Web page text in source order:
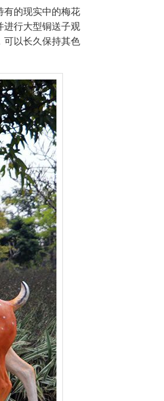
有的现实中的梅花
进行大型铜送子观
可以长久保持其色